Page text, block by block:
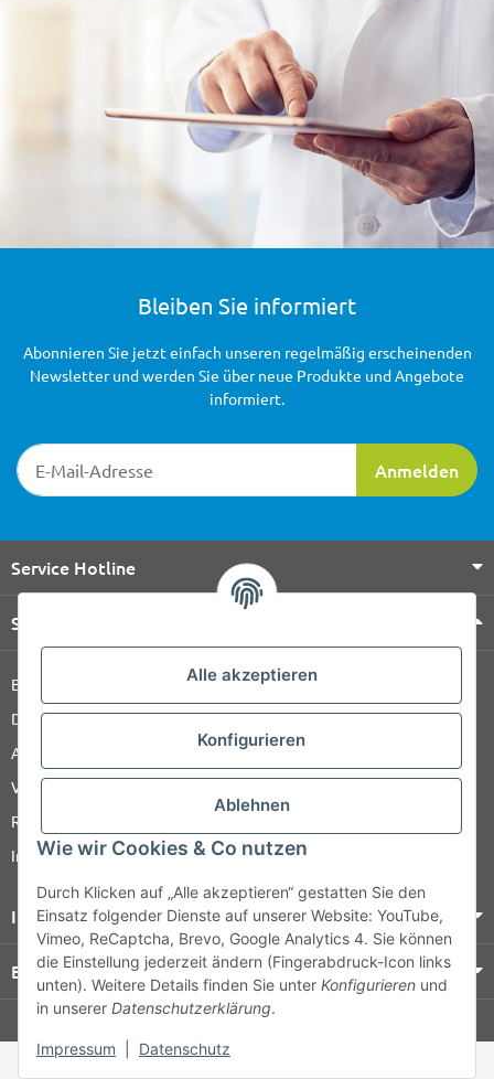
Alle akzeptieren
Konfigurieren
Ablehnen
Wie wir Cookies & Co nutzen
Durch Klicken auf „Alle akzeptieren“ gestatten Sie den
Einsatz folgender Dienste auf unserer Website: YouTube,
Vimeo, ReCaptcha, Brevo, Google Analytics 4. Sie können
die Einstellung jederzeit ändern (Fingerabdruck-Icon links
unten). Weitere Details finden Sie unter Konfigurieren und
in unserer Datenschutzerklärung.
Impressum Datenschutz
Bleiben Sie informiert
Newsletter-Registrierung
Anmelden
Abonnieren Sie jetzt einfach unseren regelmäßig erscheinenden
Newsletter und werden Sie über neue Produkte und Angebote
informiert.
Service Hotline
Shop Service
Barrierefreiheitserklärung
Datenschutz
AGB
Versandinformationen
Retour
Impressum
Informationen
Bezahlung & Versand
© HOZ MEDI WERK
* Alle Preise zzgl. gesetzlicher USt., zzgl.